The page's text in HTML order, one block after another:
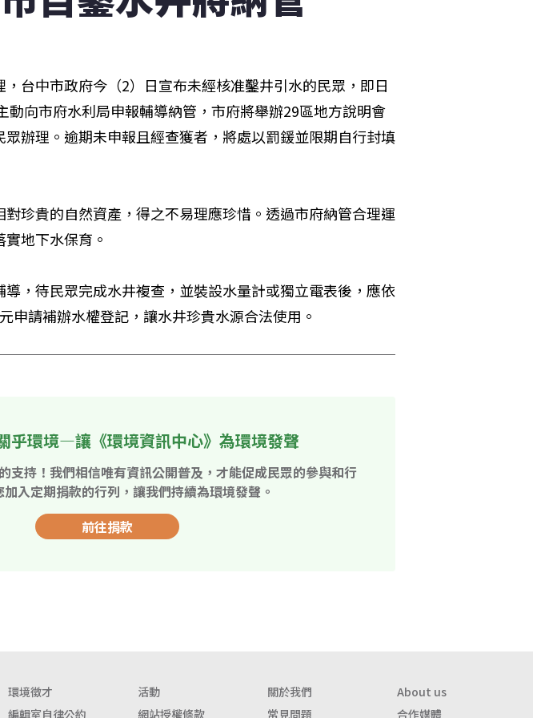
台中市政府今（2）日宣布未經核准鑿井引水的民眾，即日
動向市府水利局申報輔導納管，市府將舉辦29區地方說明會
辦理。逾期未申報且經查獲者，將處以罰鍰並限期自行封填
珍貴的自然資產，得之不易理應珍惜。透過市府納管合理運
地下水保育。
，待民眾完成水井複查，並裝設水量計或獨立電表後，應依
申請補辦水權登記，讓水井珍貴水源合法使用。
乎環境—讓《環境資訊中心》為環境發聲
支持！我們相信唯有資訊公開普及，才能促成民眾的參與和行
加入定期捐款的行列，讓我們持續為環境發聲。
前往捐款
環境徵才 活動 關於我們
About us
編輯室自律公約
網站授權條款 常見問題 合作媒體